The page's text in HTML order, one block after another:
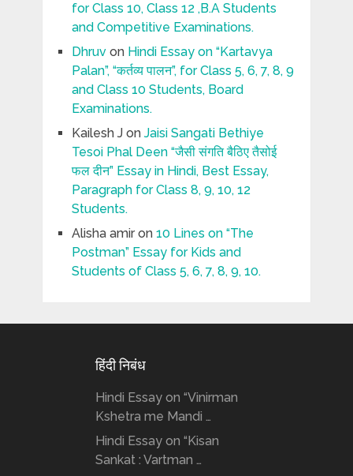
for Class 10, Class 12 ,B.A Students
and Competitive Examinations.
Dhruvon Hindi Essay on “Kartavya
Palan”, “कर्तव्य पालन”, for Class 5, 6, 7, 8, 9
and Class 10 Students, Board
Examinations.
Kailesh Jon Jaisi Sangati Bethiye
Tesoi Phal Deen “जैसी संगति बैठिए तैसोई
फल दीन” Essay in Hindi, Best Essay,
Paragraph for Class 8, 9, 10, 12
Students.
Alisha amiron 10 Lines on “The
Postman” Essay for Kids and
Students of Class 5, 6, 7, 8, 9, 10.
हिंदी निबंध
Hindi Essay on “Vinirman
Kshetra me Mandi …
Hindi Essay on “Kisan
Sankat : Vartman …